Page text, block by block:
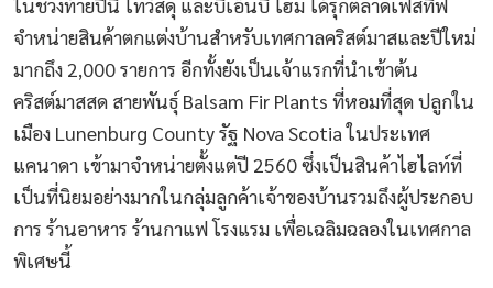
จำหน่ายสินค้าตกแต่งบ้านสำหรับเทศกาลคริสต์มาสและปีใหม่
มากถึง 2,000 รายการ อีกทั้งยังเป็นเจ้าแรกที่นำเข้าต้น
คริสต์มาสสด สายพันธุ์ Balsam Fir Plants ที่หอมที่สุด ปลูกใน
เมือง Lunenburg County รัฐ Nova Scotia ในประเทศ
แคนาดา เข้ามาจำหน่ายตั้งแต่ปี 2560 ซึ่งเป็นสินค้าไฮไลท์ที่
เป็นที่นิยมอย่างมากในกลุ่มลูกค้าเจ้าของบ้านรวมถึงผู้ประกอบ
การ ร้านอาหาร ร้านกาแฟ โรงแรม เพื่อเฉลิมฉลองในเทศกาล
พิเศษนี้